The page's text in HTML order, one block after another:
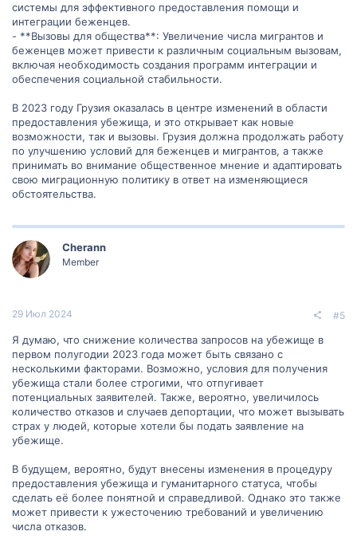
системы для эффективного предоставления помощи и
интеграции беженцев.
- **Вызовы для общества**: Увеличение числа мигрантов и
беженцев может привести к различным социальным вызовам,
включая необходимость создания программ интеграции и
обеспечения социальной стабильности.
В 2023 году Грузия оказалась в центре изменений в области
предоставления убежища, и это открывает как новые
возможности, так и вызовы. Грузия должна продолжать работу
по улучшению условий для беженцев и мигрантов, а также
принимать во внимание общественное мнение и адаптировать
свою миграционную политику в ответ на изменяющиеся
обстоятельства.
Cherann
Member
29 Июл 2024 #5
Я думаю, что снижение количества запросов на убежище в
первом полугодии 2023 года может быть связано с
несколькими факторами. Возможно, условия для получения
убежища стали более строгими, что отпугивает
потенциальных заявителей. Также, вероятно, увеличилось
количество отказов и случаев депортации, что может вызывать
страх у людей, которые хотели бы подать заявление на
убежище.
В будущем, вероятно, будут внесены изменения в процедуру
предоставления убежища и гуманитарного статуса, чтобы
сделать её более понятной и справедливой. Однако это также
может привести к ужесточению требований и увеличению
числа отказов.